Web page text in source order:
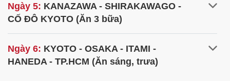
Ngày 5: KANAZAWA - SHIRAKAWAGO -
CỐ ĐÔ KYOTO (Ăn 3 bữa)
Ngày 6: KYOTO - OSAKA - ITAMI -
HANEDA - TP.HCM (Ăn sáng, trưa)